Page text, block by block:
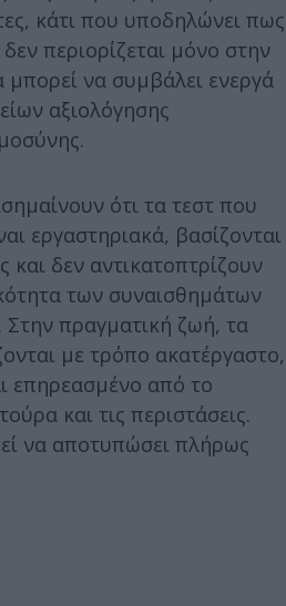
κάτι που υποδηλώνει πως
περιορίζεται μόνο στην
να συμβάλει ενεργά
αξιολόγησης
ότι τα τεστ που
εργαστηριακά, βασίζονται
και δεν αντικατοπτρίζουν
των συναισθημάτων
Στην πραγματική ζωή, τα
με τρόπο ακατέργαστο,
επηρεασμένο από το
και τις περιστάσεις.
να αποτυπώσει πλήρως